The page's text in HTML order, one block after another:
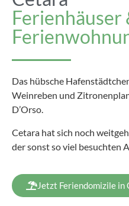
Ferienhäuser
Das hübsche
Weinreben und
D’Orso.
Cetara hat sich noch
der sonst so viel besuchten
Jetzt Feriendomizile in